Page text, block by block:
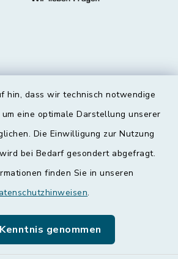
hin, dass wir technisch notwendige
eine optimale Darstellung unserer
Die Einwilligung zur Nutzung
bei Bedarf gesondert abgefragt.
finden Sie in unseren
.
genommen
Kontakt
Datenschutz
Sprache